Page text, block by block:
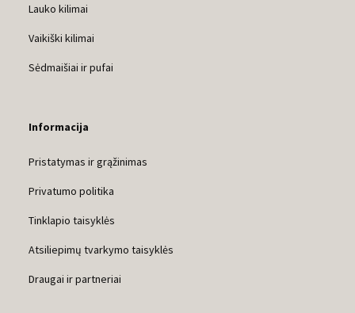
Lauko kilimai
Vaikiški kilimai
Sėdmaišiai ir pufai
Informacija
Pristatymas ir grąžinimas
Privatumo politika
Tinklapio taisyklės
Atsiliepimų tvarkymo taisyklės
Draugai ir partneriai